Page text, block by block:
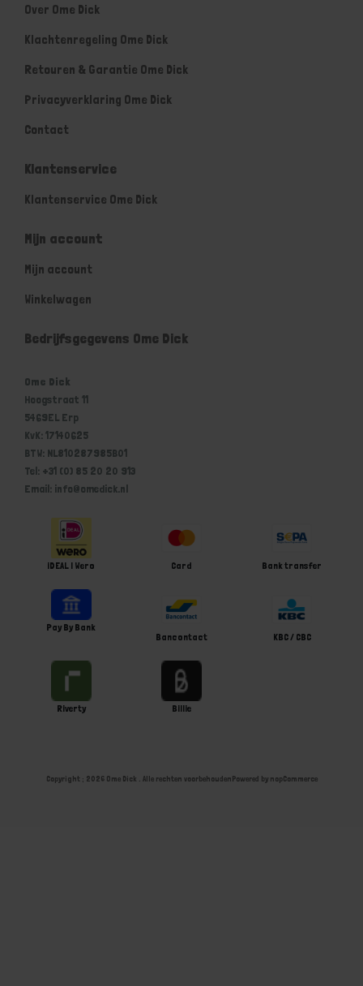
Over Ome Dick
Klachtenregeling Ome Dick
Retouren & Garantie Ome Dick
Privacyverklaring Ome Dick
Contact
Klantenservice
Klantenservice Ome Dick
Mijn account
Mijn account
Winkelwagen
Bedrijfsgegevens Ome Dick
Ome Dick
Hoogstraat 11
5469EL Erp
KvK: 17140625
BTW: NL810287985B01
Tel: +31 (0) 85 20 20 913
Email: info@omedick.nl
iDEAL | Wero Card Bank transfer
Pay By Bank
Bancontact
KBC / CBC
Riverty Billie
Copyright ; 2026 Ome Dick . Alle rechten voorbehoudenPowered by nopCommerce